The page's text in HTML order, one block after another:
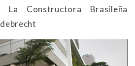
La Constructora Brasileña